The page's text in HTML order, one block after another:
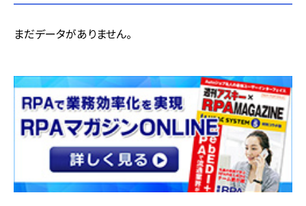
まだデータがありません。